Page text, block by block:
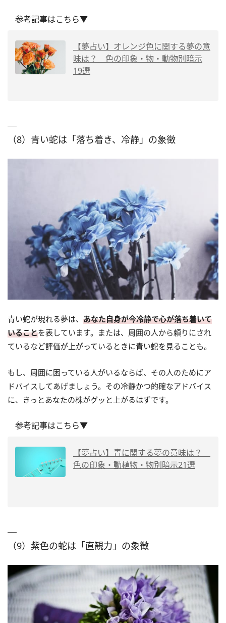
参考記事はこちら▼
【夢占い】オレンジ色に関する夢の意
味は？ 色の印象・物・動物別暗示
19選
（8）青い蛇は「落ち着き、冷静」の象徴
青い蛇が現れる夢は、 あなた自身が今冷静で心が落ち着いて
いることを表しています。または、周囲の人から頼りにされ
ているなど評価が上がっているときに青い蛇を見ることも。
もし、周囲に困っている人がいるならば、その人のためにア
ドバイスしてあげましょう。その冷静かつ的確なアドバイス
に、きっとあなたの株がグッと上がるはずです。
参考記事はこちら▼
【夢占い】青に関する夢の意味は？
色の印象・動植物・物別暗示21選
（9）紫色の蛇は「直観力」の象徴